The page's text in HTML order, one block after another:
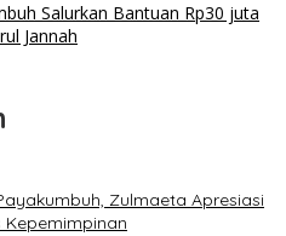
Salurkan Bantuan Rp30 juta
Jannah
Zulmaeta Apresiasi
Kepemimpinan